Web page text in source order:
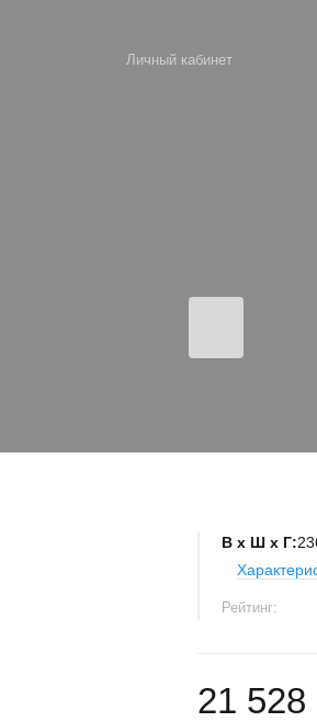
Личный кабинет
В х Ш х Г:
Рейтинг:
21 528